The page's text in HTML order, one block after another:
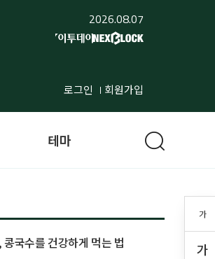
2026.08.07
로그인 회원가입
가
가
테마
국수를 건강하게 먹는 법